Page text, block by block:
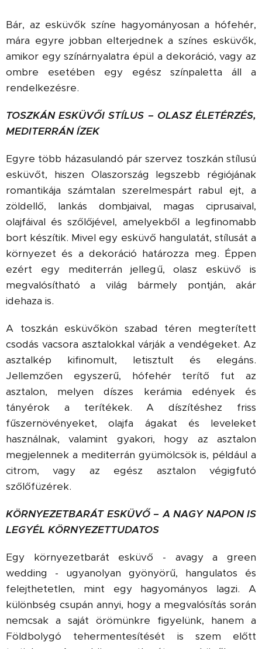
Bár, az esküvők színe hagyományosan a hófehér,
mára egyre jobban elterjednek a színes esküvők,
amikor egy színárnyalatra épül a dekoráció, vagy az
ombre esetében egy egész színpaletta áll a
rendelkezésre.
TOSZKÁN ESKÜVŐI STÍLUS – OLASZ ÉLETÉRZÉS,
MEDITERRÁN ÍZEK
Egyre több házasulandó pár szervez toszkán stílusú
esküvőt, hiszen Olaszország legszebb régiójának
romantikája számtalan szerelmespárt rabul ejt, a
zöldellő, lankás dombjaival, magas ciprusaival,
olajfáival és szőlőjével, amelyekből a legfinomabb
bort készítik. Mivel egy esküvő hangulatát, stílusát a
környezet és a dekoráció határozza meg. Éppen
ezért egy mediterrán jellegű, olasz esküvő is
megvalósítható a világ bármely pontján, akár
idehaza is.
A toszkán esküvőkön szabad téren megterített
csodás vacsora asztalokkal várják a vendégeket. Az
asztalkép kifinomult, letisztult és elegáns.
Jellemzően egyszerű, hófehér terítő fut az
asztalon, melyen díszes kerámia edények és
tányérok a terítékek. A díszítéshez friss
fűszernövényeket, olajfa ágakat és leveleket
használnak, valamint gyakori, hogy az asztalon
megjelennek a mediterrán gyümölcsök is, például a
citrom, vagy az egész asztalon végigfutó
szőlőfüzérek.
KÖRNYEZETBARÁT ESKÜVŐ – A NAGY NAPON IS
LEGYÉL KÖRNYEZETTUDATOS
Egy környezetbarát esküvő - avagy a green
wedding - ugyanolyan gyönyörű, hangulatos és
felejthetetlen, mint egy hagyományos lagzi. A
különbség csupán annyi, hogy a megvalósítás során
nemcsak a saját örömünkre figyelünk, hanem a
Földbolygó tehermentesítését is szem előtt